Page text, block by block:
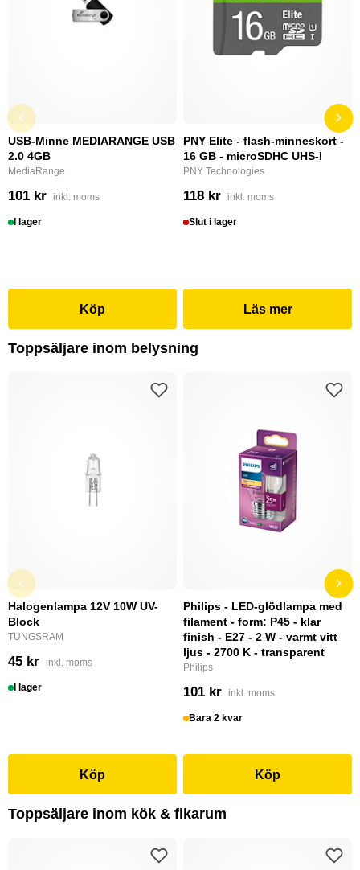
USB-Minne MEDIARANGE USB
2.0 4GB
MediaRange
101 kr inkl. moms
I lager
Köp
PNY Elite - flash-minneskort -
16 GB - microSDHC UHS-I
PNY Technologies
118 kr inkl. moms
Slut i lager
Läs mer
Toppsäljare inom belysning
Halogenlampa 12V 10W UV-
Block
TUNGSRAM
45 kr inkl. moms
I lager
Köp
Philips - LED-glödlampa med
filament - form: P45 - klar
finish - E27 - 2 W - varmt vitt
ljus - 2700 K - transparent
Philips
101 kr inkl. moms
Bara 2 kvar
Köp
Toppsäljare inom kök & fikarum